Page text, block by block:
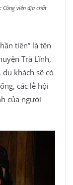
Công viên địa chất
tiên” là tên
Trà Lĩnh,
khách sẽ có
các lễ hội
của người